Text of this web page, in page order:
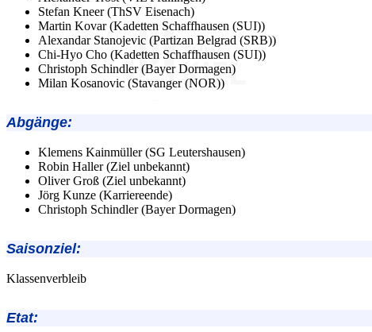
Stefan Kneer (ThSV Eisenach)
Martin Kovar (Kadetten Schaffhausen (SUI))
Alexandar Stanojevic (Partizan Belgrad (SRB))
Chi-Hyo Cho (Kadetten Schaffhausen (SUI))
Christoph Schindler (Bayer Dormagen)
Milan Kosanovic (Stavanger (NOR))
Abgänge:
Klemens Kainmüller (SG Leutershausen)
Robin Haller (Ziel unbekannt)
Oliver Groß (Ziel unbekannt)
Jörg Kunze (Karriereende)
Christoph Schindler (Bayer Dormagen)
Saisonziel:
Klassenverbleib
Etat: